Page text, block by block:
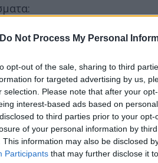
Do Not Process My Personal
opt-out of the sale, sharing to third
for targeted advertising by us,
selection. Please note that after your
interest-based ads based on
to third parties prior to your
of your personal information by
This information may also be disclosed
Participants that may further disclose it